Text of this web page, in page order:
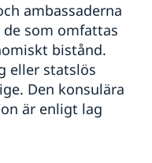
utomlands
ambassaderna
som omfattas
bistånd.
eller statslös
Den konsulära
är enligt lag